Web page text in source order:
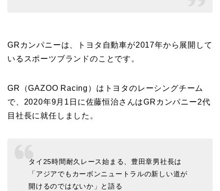
GRカンパニーは、トヨタ自動車が2017年から展開して
いるスポーツブランドのことです。
GR（GAZOO Racing）はトヨタのレーシングチーム
で、2020年9月1日に佐藤恒治さんはGRカンパニー2代
目社長に就任しました。
タイ25時間耐久レース始まる、豊田章男社長は
「アジアでもカーボンニュートラルの新しい道が
開けるのではないか」と語る